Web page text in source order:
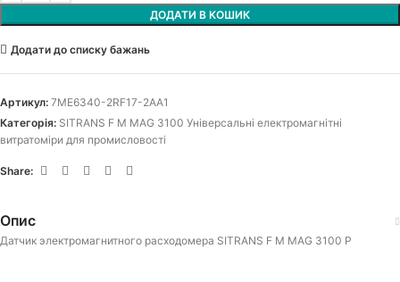
ДОДАТИ В КОШИК
Додати до списку бажань
Артикул: 7ME6340-2RF17-2AA1
Категорія: SITRANS F M MAG 3100 Універсальні електромагнітні
витратоміри для промисловості
Share:
Опис
Датчик электромагнитного расходомера SITRANS F M MAG 3100 P